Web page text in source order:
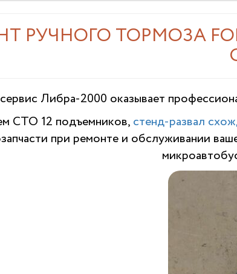
РУЧНОГО ТОРМОЗА
Либра-2000 оказывает
СТО 12 подъемников, стенд-развал
при ремонте и обслуживании